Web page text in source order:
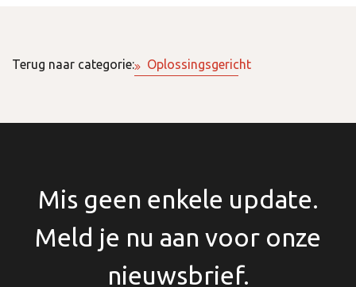
Terug naar categorie: Oplossingsgericht
Mis geen enkele update.
Meld je nu aan voor onze
nieuwsbrief.